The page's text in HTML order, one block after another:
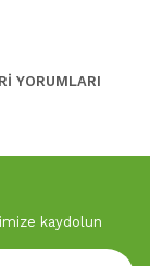
YORUMLARI
kaydolun